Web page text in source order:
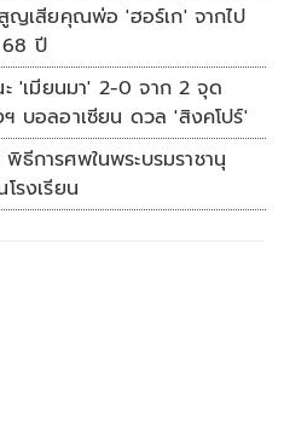
ญเสียคุณพ่อ 'ฮอร์เก' จากไป
68 ปี
ะ 'เมียนมา' 2-0 จาก 2 จุด
ฯ บอลอาเซียน ดวล 'สิงคโปร์'
ธีการศพในพระบรมราชานุ
โรงเรียน